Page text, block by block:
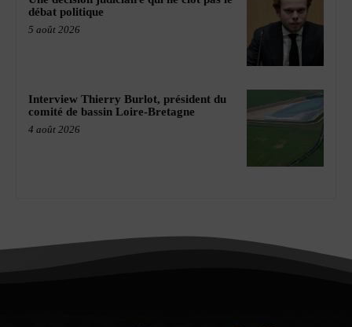
débat politique
5 août 2026
Interview Thierry Burlot, président du
comité de bassin Loire-Bretagne
4 août 2026